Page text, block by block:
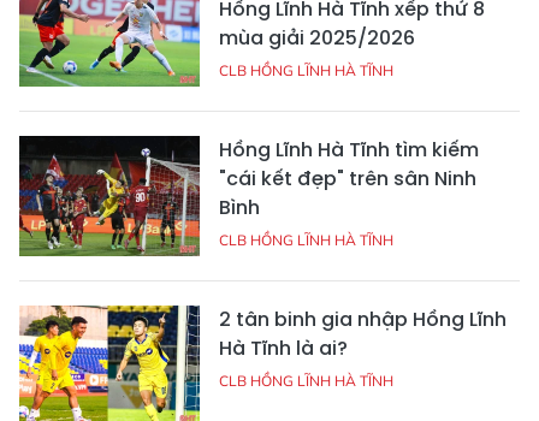
Hồng Lĩnh Hà Tĩnh xếp thứ 8
mùa giải 2025/2026
CLB HỒNG LĨNH HÀ TĨNH
Hồng Lĩnh Hà Tĩnh tìm kiếm
"cái kết đẹp" trên sân Ninh
Bình
CLB HỒNG LĨNH HÀ TĨNH
2 tân binh gia nhập Hồng Lĩnh
Hà Tĩnh là ai?
CLB HỒNG LĨNH HÀ TĨNH